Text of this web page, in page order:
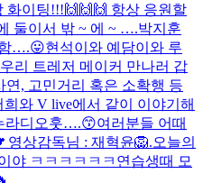
화이팅!!!🙌🙌🙌 항상 응원할
둘이서 밖 ~ 에 ~ ….박지훈
….😛현석이와 예담이와 루
리 트레저 메이커 만나러 갑
, 고민거리 혹은 소확행 등
와 V live에서 같이 이야기해
라디오훗….😙여러분들 어때
영상감독님 : 재혁윤🦁.오늘의
야 ㅋㅋㅋㅋㅋㅋ 연습생때 모